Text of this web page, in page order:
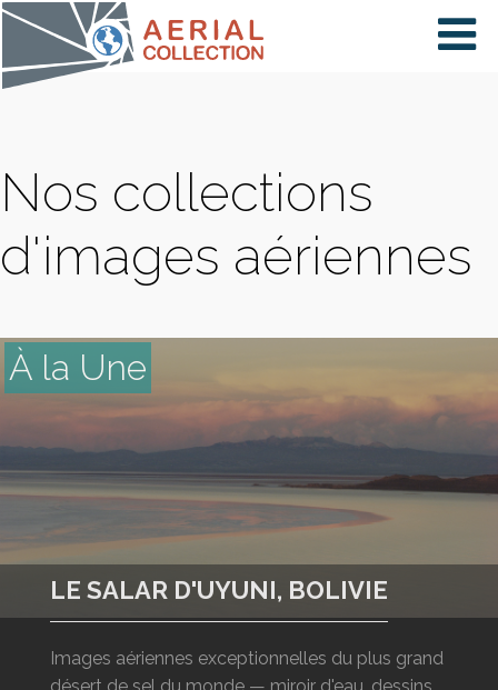
×
COLLECTIONS
LOGIN
ENGLISH
Nos collections
d'images aériennes
À la Une
LE SALAR D'UYUNI, BOLIVIE
Images aériennes exceptionnelles du plus grand